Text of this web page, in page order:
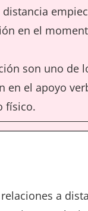
en el
son uno de
en el apoyo
físico.
a